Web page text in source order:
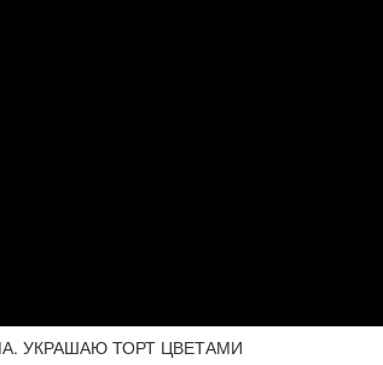
УКРАШАЮ ТОРТ ЦВЕТАМИ